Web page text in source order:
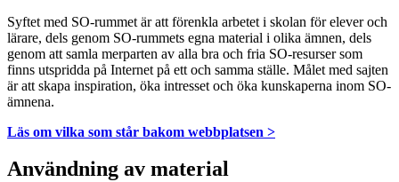
Syftet med SO-rummet är att förenkla arbetet i skolan för elever och
lärare, dels genom SO-rummets egna material i olika ämnen, dels
genom att samla merparten av alla bra och fria SO-resurser som
finns utspridda på Internet på ett och samma ställe. Målet med sajten
är att skapa inspiration, öka intresset och öka kunskaperna inom SO-
ämnena.
Läs om vilka som står bakom webbplatsen >
Användning av material